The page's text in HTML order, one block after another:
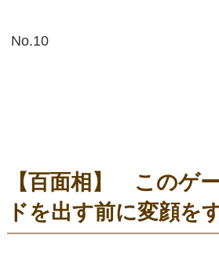
No.10
【百面相】 このゲ
ドを出す前に変顔を